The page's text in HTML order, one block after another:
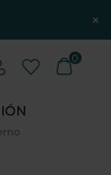
×
0